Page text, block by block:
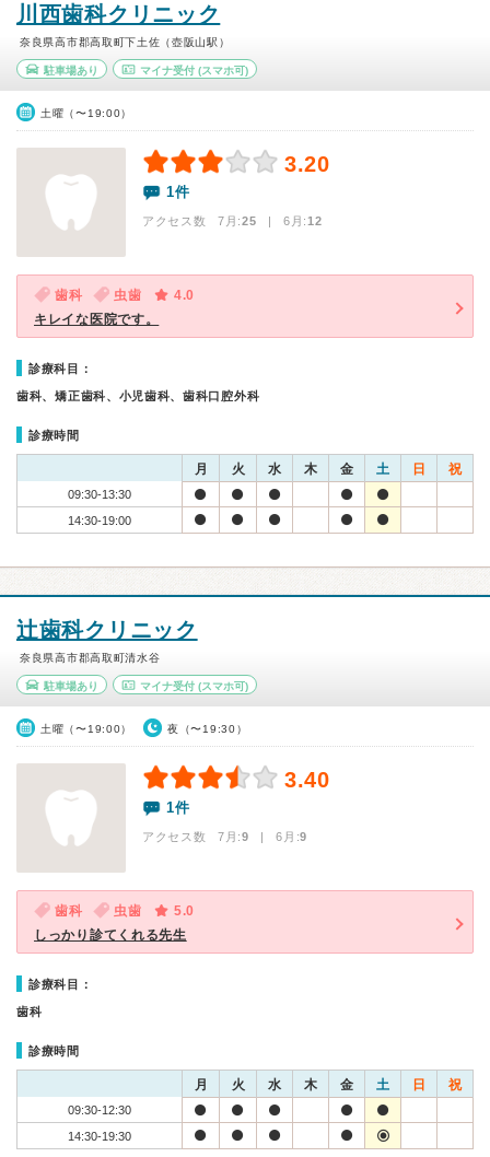
川西歯科クリニック
奈良県高市郡高取町下土佐（壺阪山駅）
駐車場あり マイナ受付(スマホ可)
土曜（〜19:00）
3.20
1件
アクセス数 7月:25 | 6月:12
歯科 虫歯
4.0
キレイな医院です。
診療科目：
歯科、矯正歯科、小児歯科、歯科口腔外科
診療時間
月 火 水 木 金 土 日 祝
09:30-13:30
14:30-19:00
辻歯科クリニック
奈良県高市郡高取町清水谷
駐車場あり マイナ受付(スマホ可)
土曜（〜19:00） 夜（〜19:30）
3.40
1件
アクセス数 7月:9 | 6月:9
歯科 虫歯
5.0
しっかり診てくれる先生
診療科目：
歯科
診療時間
月 火 水 木 金 土 日 祝
09:30-12:30
14:30-19:30